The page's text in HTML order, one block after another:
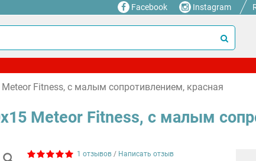
Facebook Instagram
Fitness, с малым сопротивлением, красная
Meteor Fitness, с малым
1 отзывов / Написать отзыв